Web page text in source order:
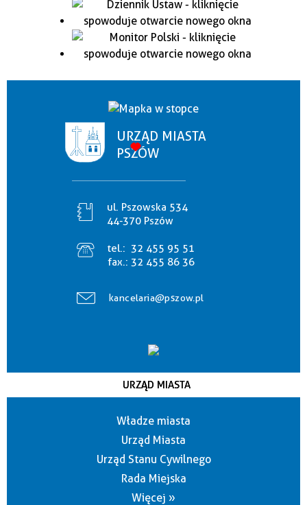
URZĄD MIASTA
PSZÓW
ul. Pszowska 534
44-370 Pszów
tel.: 32 455 95 51
fax.: 32 455 86 36
kancelaria@pszow.pl
URZĄD MIASTA
Władze miasta
Urząd Miasta
Urząd Stanu Cywilnego
Rada Miejska
Więcej »